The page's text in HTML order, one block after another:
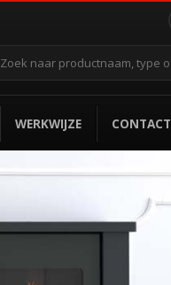
WERKWIJZE CONTACT